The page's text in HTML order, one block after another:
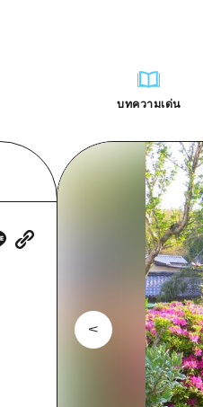
บทความเด่น
การปั่นจักรยาน
สถานบันเทิงยามค่ำคืน
มรดกโลก
คู่มือ Dive!
ฮิโรชิม่า โมชิ โมชิ
สรุปการจราจรรอง
ความแออัดของสิ่งอำนวย
ตั๋วเที่ยวคุ้มค่าตั๋วเที่ยวคุ้มค่า
บริการรับฝากและจัดส่งสัม
ประวัติศาสตร์ / วัฒนธรรม
ธรรมชาติเกโฮค
บริเวณรอบๆ มิยาจิมะ
บริเวณรอบเมืองฮิโรชิม่า
บิโฮคุ
บริเวณรอบๆ มิยาจิมะ
ยามากุจิตะวันออก
ชิมาเนะ
ฮิโรชิม่า ฟรี Wi-Fi
ไกด์อาสาสมัครไ
วิดีโอฮิโรชิม่า